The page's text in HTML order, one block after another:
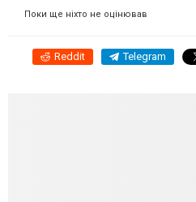
Поки ще ніхто не оцінював
Reddit Telegram